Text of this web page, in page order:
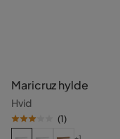
Maricruz hylde
Hvid
(1)